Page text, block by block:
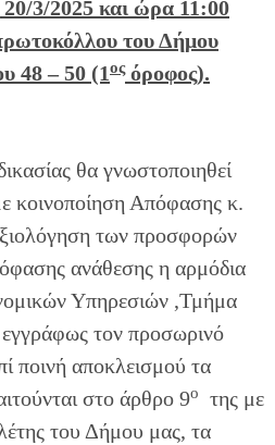
3/2025 και ώρα 11:00
του Δήμου
48 – 50 (1οςόροφος).
θα γνωστοποιηθεί
κοινοποίηση Απόφασης κ.
των προσφορών
ανάθεσης η αρμόδια
Υπηρεσιών ,Τμήμα
εγγράφως τον προσωρινό
ποινή αποκλεισμού τα
στο άρθρο 9ο
της με
του Δήμου μας, τα